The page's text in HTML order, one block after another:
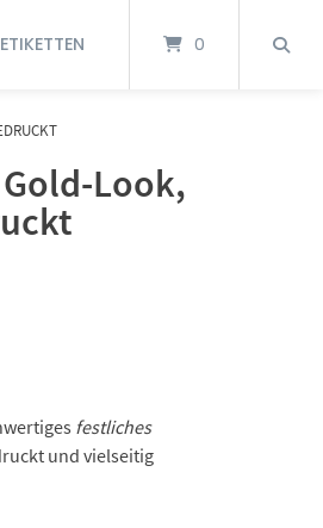
0
Look,
festliches
und vielseitig